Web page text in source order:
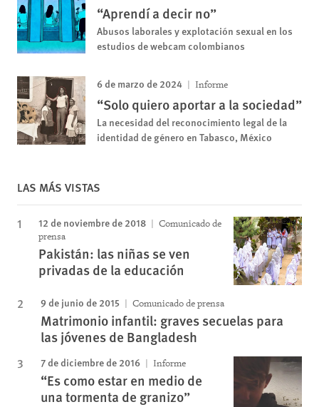
“Aprendí a decir no”
Abusos laborales y explotación sexual en los
estudios de webcam colombianos
6 de marzo de 2024 Informe
“Solo quiero aportar a la sociedad”
La necesidad del reconocimiento legal de la
identidad de género en Tabasco, México
LAS MÁS VISTAS
12 de noviembre de 2018
Comunicado de
prensa
Pakistán: las niñas se ven
privadas de la educación
9 de junio de 2015 Comunicado de prensa
Matrimonio infantil: graves secuelas para
las jóvenes de Bangladesh
7 de diciembre de 2016 Informe
“Es como estar en medio de
una tormenta de granizo”